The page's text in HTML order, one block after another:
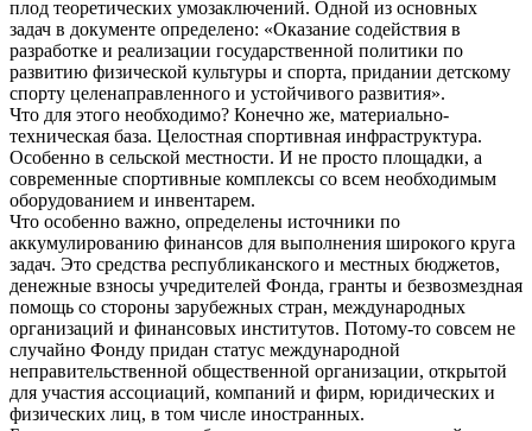
плод теоретических умозаключений. Одной из основных
задач в документе определено: «Оказание содействия в
разработке и реализации государственной политики по
развитию физической культуры и спорта, придании детскому
спорту целенаправленного и устойчивого развития».
Что для этого необходимо? Конечно же, материально-
техническая база. Целостная спортивная инфраструктура.
Особенно в сельской местности. И не просто площадки, а
современные спортивные комплексы со всем необходимым
оборудованием и инвентарем.
Что особенно важно, определены источники по
аккумулированию финансов для выполнения широкого круга
задач. Это средства республиканского и местных бюджетов,
денежные взносы учредителей Фонда, гранты и безвозмездная
помощь со стороны зарубежных стран, международных
организаций и финансовых институтов. Потому-то совсем не
случайно Фонду придан статус международной
неправительственной общественной организации, открытой
для участия ассоциаций, компаний и фирм, юридических и
физических лиц, в том числе иностранных.